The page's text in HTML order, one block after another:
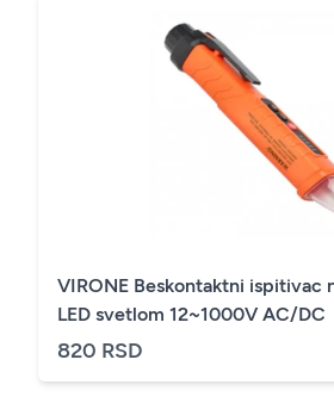
VIRONE Beskontaktni ispitivac
LED svetlom 12~1000V AC/DC
820 RSD